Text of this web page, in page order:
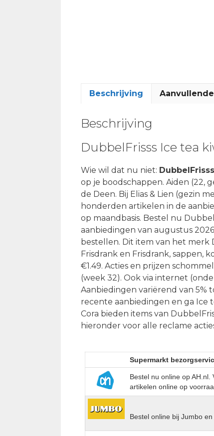
Beschrijving
Beschrijving
DubbelFrisss Ice tea
Wie wil dat nu niet:
op je boodschappen. Aiden (22,
de Deen. Bij Elias & Lien (gezin
honderden artikelen in de
op maandbasis. Bestel nu
aanbiedingen van augustus
bestellen. Dit item van het merk
Frisdrank en Frisdrank, sappen,
€1.49. Acties en prijzen
(week 32). Ook via internet
Aanbiedingen variërend van 5%
recente aanbiedingen en ga Ice
Cora bieden items van
hieronder voor alle reclame
Supermarkt
Bestel nu online op
artikelen online op
Bestel online bij Jumbo